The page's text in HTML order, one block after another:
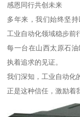
感恩同行共创未来
多年来，我们始终坚
工业自动化领域稳步前
每一台在山西太原石
执着追求的见证。
我们深知，工业自动化
正是这种信任，激励着